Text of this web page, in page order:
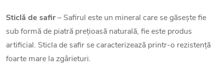
Sticlă de safir– Safirul este un mineral care se găsește fie
sub formă de piatră prețioasă naturală, fie este produs
artificial. Sticla de safir se caracterizează printr-o rezistență
foarte mare la zgârieturi.